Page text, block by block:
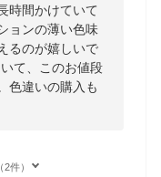
時間かけていて
ョンの薄い色味
るのが嬉しいで
て、このお値段
色違いの購入も
件）